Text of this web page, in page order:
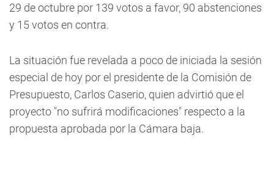
29 de octubre por 139 votos a favor, 90 abstenciones
y 15 votos en contra.
La situación fue revelada a poco de iniciada la sesión
especial de hoy por el presidente de la Comisión de
Presupuesto, Carlos Caserio, quien advirtió que el
proyecto "no sufrirá modificaciones" respecto a la
propuesta aprobada por la Cámara baja.